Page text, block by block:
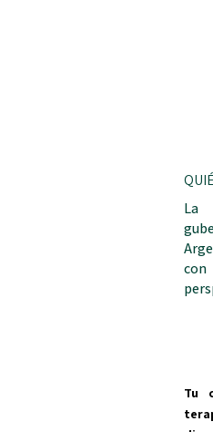
La
Tu